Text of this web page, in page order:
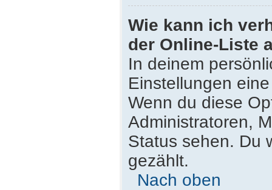
Wie kann ich
der Online-Liste
In deinem
Einstellungen
Wenn du diese
Administratoren,
Status sehen. Du
gezählt.
Nach oben